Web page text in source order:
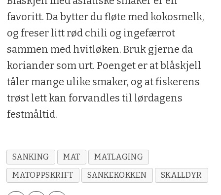
favoritt. Da bytter du fløte med kokosmelk,
og freser litt rød chili og ingefærrot
sammen med hvitløken. Bruk gjerne da
koriander som urt. Poenget er at blåskjell
tåler mange ulike smaker, og at fiskerens
trøst lett kan forvandles til lørdagens
festmåltid.
SANKING MAT
MATLAGING
MATOPPSKRIFT
SANKEKOKKEN SKALLDYR